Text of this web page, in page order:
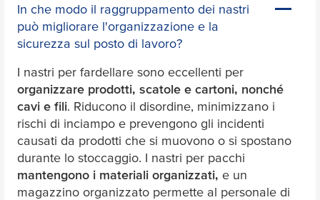
In che modo il raggruppamento dei nastri
può migliorare l'organizzazione e la
sicurezza sul posto di lavoro?
I nastri per fardellare sono eccellenti per
organizzare prodotti, scatole e cartoni, nonché
cavi e fili. Riducono il disordine, minimizzano i
rischi di inciampo e prevengono gli incidenti
causati da prodotti che si muovono o si spostano
durante lo stoccaggio. I nastri per pacchi
mantengono i materiali organizzati, e un
magazzino organizzato permette al personale di